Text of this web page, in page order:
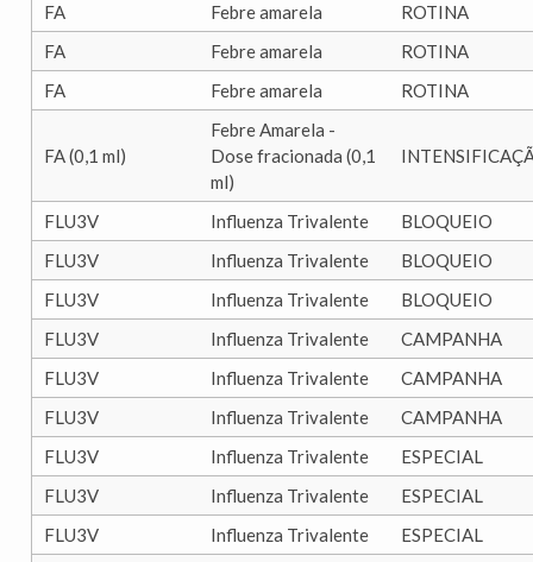
FA
Febre amarela
ROTINA
FA
Febre amarela
ROTINA
FA
Febre amarela ROTINA
FA (0,1 ml)
Febre Amarela -
Dose fracionada (0,1
ml)
FLU3V Influenza Trivalente
BLOQUEIO
FLU3V
Influenza Trivalente
BLOQUEIO
FLU3V
Influenza Trivalente
BLOQUEIO
FLU3V
Influenza Trivalente
CAMPANHA
FLU3V
Influenza Trivalente
CAMPANHA
FLU3V
Influenza Trivalente
CAMPANHA
FLU3V
Influenza Trivalente
ESPECIAL
FLU3V
Influenza Trivalente
ESPECIAL
FLU3V
Influenza Trivalente ESPECIAL